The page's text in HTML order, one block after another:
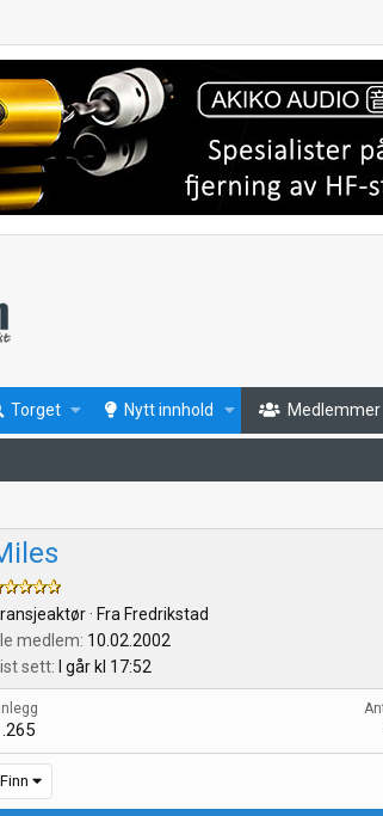
Torget Nytt innhold Medlemmer
· Fra Fredrikstad
medlem 10.02.2002
sett
I går kl 17:52
Finn